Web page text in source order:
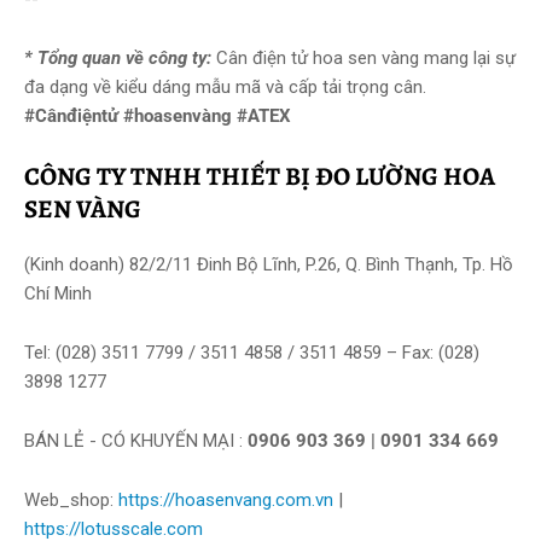
* Tổng quan về công ty: Cân điện tử hoa sen vàng mang lại sự
đa dạng về kiểu dáng mẫu mã và cấp tải trọng cân.
#Cânđiệntử #hoasenvàng #ATEX
CÔNG TY TNHH THIẾT BỊ ĐO LƯỜNG HOA
SEN VÀNG
(Kinh doanh) 82/2/11 Đinh Bộ Lĩnh, P.26, Q. Bình Thạnh, Tp. Hồ
Chí Minh
Tel: (028) 3511 7799 / 3511 4858 / 3511 4859 – Fax: (028)
3898 1277
BÁN LẺ - CÓ KHUYẾN MẠI : 0906 903 369 | 0901 334 669
Web_shop: https://hoasenvang.com.vn |
https://lotusscale.com